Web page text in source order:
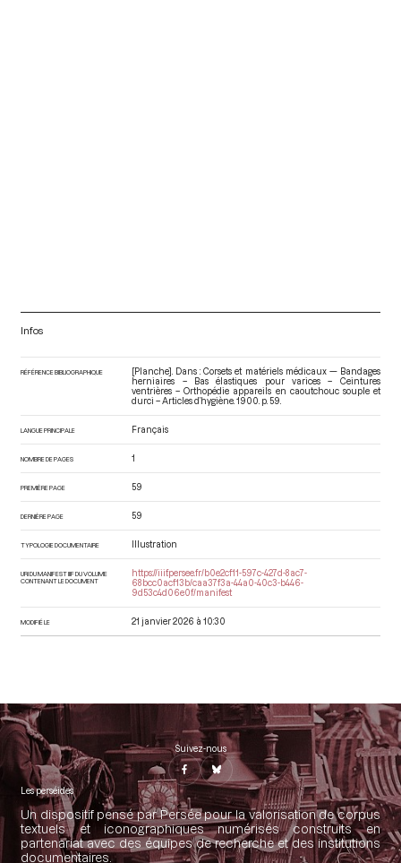
Infos
RÉFÉRENCE BIBLIOGRAPHIQUE
[Planche]. Dans : Corsets et matériels médicaux — Bandages
herniaires – Bas élastiques pour varices – Ceintures
ventrières – Orthopédie appareils en caoutchouc souple et
durci – Articles d’hygiène . 1900. p. 59.
LANGUE PRINCIPALE Français
NOMBRE DE PAGES 1
PREMIÈRE PAGE 59
DERNIÈRE PAGE 59
TYPOLOGIE DOCUMENTAIRE Illustration
URI DU MANIFEST IIIF DU VOLUME
CONTENANT LE DOCUMENT
https://iiif.persee.fr/b0e2cf11-597c-427d-8ac7-
68bcc0acf13b/caa37f3a-44a0-40c3-b446-
9d53c4d06e0f/manifest
MODIFIÉ LE 21 janvier 2026 à 10:30
Suivez-nous
Les perséides
Un dispositif pensé par Persée pour la valorisation de corpus
textuels et iconographiques numérisés construits en
partenariat avec des équipes de recherche et des institutions
documentaires.